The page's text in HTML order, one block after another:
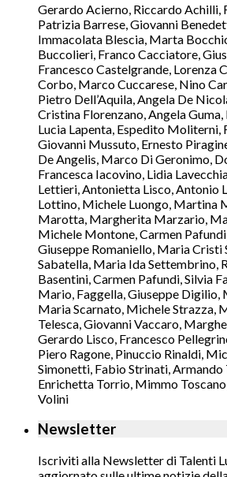
Gerardo Acierno, Riccardo Achilli,
Patrizia Barrese, Giovanni
Immacolata Blescia, Marta
Buccolieri, Franco Cacciatore,
Francesco Castelgrande, Lorenza
Corbo, Marco Cuccarese, Nino
Pietro Dell’Aquila, Angela De
Cristina Florenzano, Angela Guma,
Lucia Lapenta, Espedito Moliterni,
Giovanni Mussuto, Ernesto
De Angelis, Marco Di Geronimo,
Francesca Iacovino, Lidia
Lettieri, Antonietta Lisco, Antonio
Lottino, Michele Luongo, Martina
Marotta, Margherita Marzario,
Michele Montone, Carmen
Giuseppe Romaniello, Maria Cristi
Sabatella, Maria Ida Settembrino,
Basentini, Carmen Pafundi, Silvia
Mario, Faggella, Giuseppe Digilio,
Maria Scarnato, Michele Strazza,
Telesca, Giovanni Vaccaro,
Gerardo Lisco, Francesco
Piero Ragone, Pinuccio Rinaldi,
Simonetti, Fabio Strinati,
Enrichetta Torrio, Mimmo
Volini
Newsletter
Iscriviti alla Newsletter di Talenti